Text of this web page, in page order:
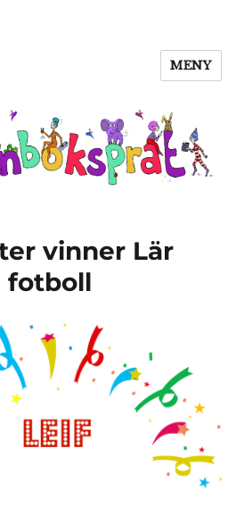
MENY
vinner Lär
fotboll